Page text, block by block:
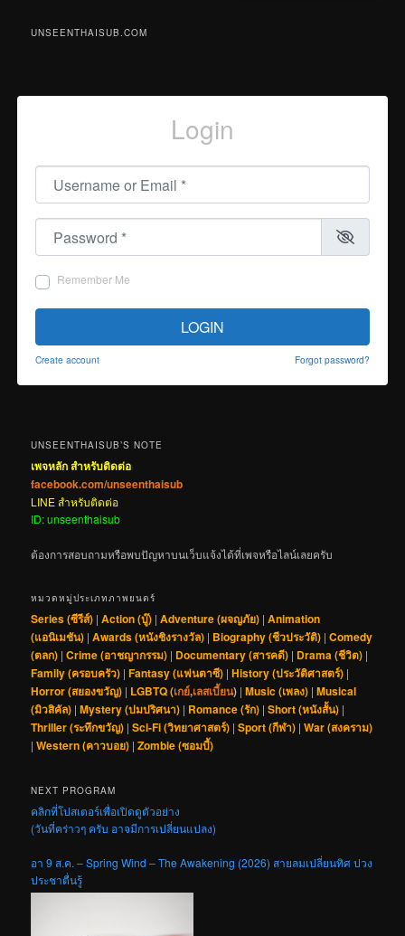
UNSEENTHAISUB.COM
Login
Remember Me
LOGIN
Create account Forgot password?
UNSEENTHAISUB’S NOTE
เพจหลัก สำหรับติดต่อ
facebook.com/unseenthaisub
LINE สำหรับติดต่อ
ID: unseenthaisub
ต้องการสอบถามหรือพบปัญหาบนเว็บแจ้งได้ที่เพจหรือไลน์เลยครับ
หมวดหมู่ประเภทภาพยนตร์
Series (ซีรีส์) |Action (บู๊) |Adventure (ผจญภัย) |Animation
(แอนิเมชัน) |Awards (หนังชิงรางวัล) | Biography (ชีวประวัติ) |Comedy
(ตลก) |Crime (อาชญากรรม) | Documentary (สารคดี) | Drama (ชีวิต) |
Family (ครอบครัว) |Fantasy (แฟนตาซี) |History (ประวัติศาสตร์) |
Horror (สยองขวัญ) | LGBTQ (เกย์,เลสเบี้ยน) |Music (เพลง) |Musical
(มิวสิคัล) |Mystery (ปมปริศนา) | Romance (รัก) |Short (หนังสั้น) |
Thriller (ระทึกขวัญ) |Sci-Fi (วิทยาศาสตร์) |Sport (กีฬา) |War (สงคราม)
|Western (คาวบอย) |Zombie (ซอมบี้)
NEXT PROGRAM
คลิกที่โปสเตอร์เพื่อเปิดดูตัวอย่าง
(วันที่คร่าวๆ ครับ อาจมีการเปลี่ยนแปลง)
อา 9 ส.ค. – Spring Wind – The Awakening (2026) สายลมเปลี่ยนทิศ ปวง
ประชาตื่นรู้